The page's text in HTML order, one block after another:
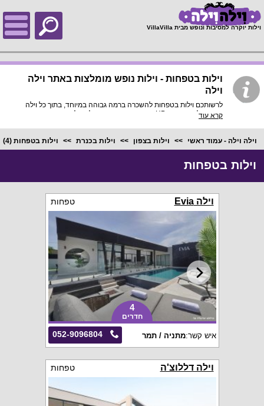
וילות יוקרה למסיבות ונופש מבית VillaVilla
וילות בטפחות - וילות נופש מומלצות באתר וילה
וילה
לרשותכם וילות בטפחות להשכרה ברמה גבוהה במיוחד, בתוך כל וילה
פירוט מלא, תמונות HD והכי חשוב התאמה מלאה לסמארטפונים
קרא עוד
וילה וילה - עמוד ראשי וילות בצפון וילות בכנרת וילות בטפחות (4)
וילות בטפחות
וילה Evia טפחות
4
חדרים
052-9096804 איש קשר:מתניה / תמר
וילה דללוצ'ה טפחות